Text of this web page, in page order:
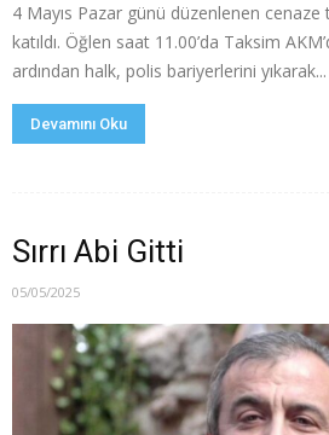
4 Mayıs Pazar günü düzenlenen
katıldı. Öğlen saat 11.00’da Taksim
ardından halk, polis bariyerlerini yıkarak...
Devamını Oku
Sırrı Abi Gitti
05/05/2025